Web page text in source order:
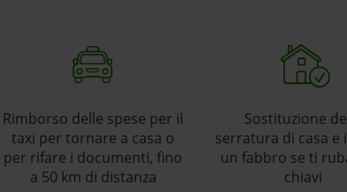
Rimborso delle spese per il
taxi per tornare a casa o
per rifare i documenti, fino
a 50 km di distanza
Sostituzione
serratura di casa e
un fabbro se ti
chiavi